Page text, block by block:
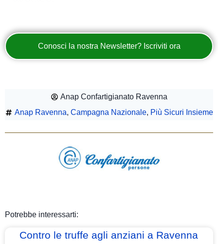
Conosci la nostra Newsletter? Iscriviti ora
Anap Confartigianato Ravenna
Anap Ravenna, Campagna Nazionale, Più Sicuri Insieme
Potrebbe interessarti:
Contro le truffe agli anziani a Ravenna